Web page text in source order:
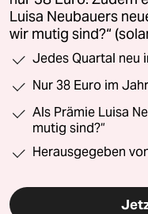
Luisa Neubauers
wir mutig sind?“
Jedes Quartal neu
Nur 38 Euro im Jahr
Als Prämie Luisa
mutig sind?“
Herausgegeben